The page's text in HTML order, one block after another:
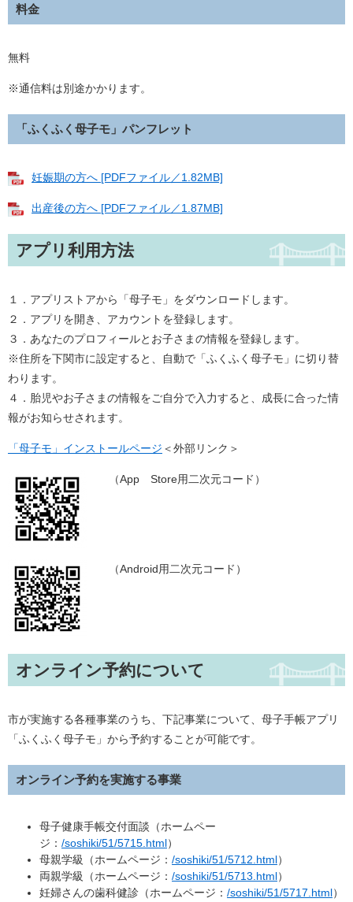
料金
無料
※通信料は別途かかります。
「ふくふく母子モ」パンフレット
妊娠期の方へ [PDFファイル／1.82MB]
出産後の方へ [PDFファイル／1.87MB]
アプリ利用方法
１．アプリストアから「母子モ」をダウンロードします。
２．アプリを開き、アカウントを登録します。
３．あなたのプロフィールとお子さまの情報を登録します。
※住所を下関市に設定すると、自動で「ふくふく母子モ」に切り替
わります。
４．胎児やお子さまの情報をご自分で入力すると、成長に合った情
報がお知らせされます。
「母子モ」インストールページ ＜外部リンク＞
（App Store用二次元コード）
​ （Android用二次元コード）
オンライン予約について
市が実施する各種事業のうち、下記事業について、母子手帳アプリ
「ふくふく母子モ」から予約することが可能です。
オンライン予約を実施する事業
母子健康手帳交付面談（ホームペー
ジ： /soshiki/51/5715.html）
母親学級（ホームページ： /soshiki/51/5712.html）
両親学級（ホームページ： /soshiki/51/5713.html）
妊婦さんの歯科健診（ホームページ： /soshiki/51/5717.html）